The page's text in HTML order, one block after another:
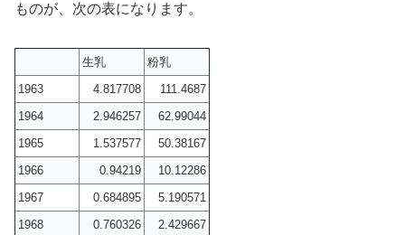
ものが、次の表になります。
生乳
粉乳
1963
4.817708
111.4687
1964
2.946257
62.99044
1965
1.537577
50.38167
1966
0.94219
10.12286
1967
0.684895
5.190571
1968
0.760326
2.429667